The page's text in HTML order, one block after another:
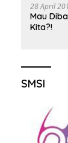
28 April
Mau
Kita?!
SMSI